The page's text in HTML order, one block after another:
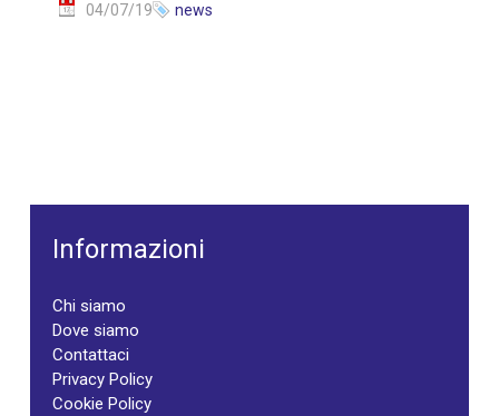
04/07/19 news
Informazioni
Chi siamo
Dove siamo
Contattaci
Privacy Policy
Cookie Policy